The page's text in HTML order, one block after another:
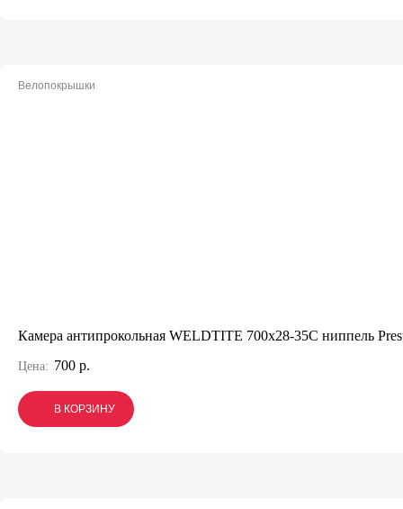
Велопокрышки
Камера антипрокольная WELDTITE 700x28-35C ниппель
Цена: 700 р.
В КОРЗИНУ
В КОРЗИНУ
В КОРЗИНУ